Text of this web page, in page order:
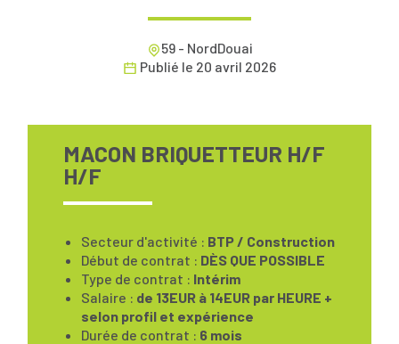
59 - NordDouai
Publié le 20 avril 2026
MACON BRIQUETTEUR H/F
H/F
Secteur d'activité : BTP / Construction
Début de contrat : DÈS QUE POSSIBLE
Type de contrat : Intérim
Salaire : de 13EUR à 14EUR par HEURE +
selon profil et expérience
Durée de contrat : 6 mois